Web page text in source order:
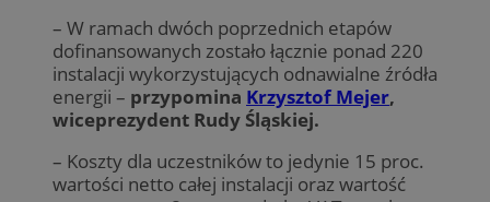
– W ramach dwóch poprzednich etapów
dofinansowanych zostało łącznie ponad 220
instalacji wykorzystujących odnawialne źródła
energii – przypomina Krzysztof Mejer,
wiceprezydent Rudy Śląskiej.
– Koszty dla uczestników to jedynie 15 proc.
wartości netto całej instalacji oraz wartość